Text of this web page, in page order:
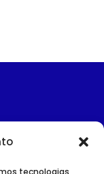
tecnologias